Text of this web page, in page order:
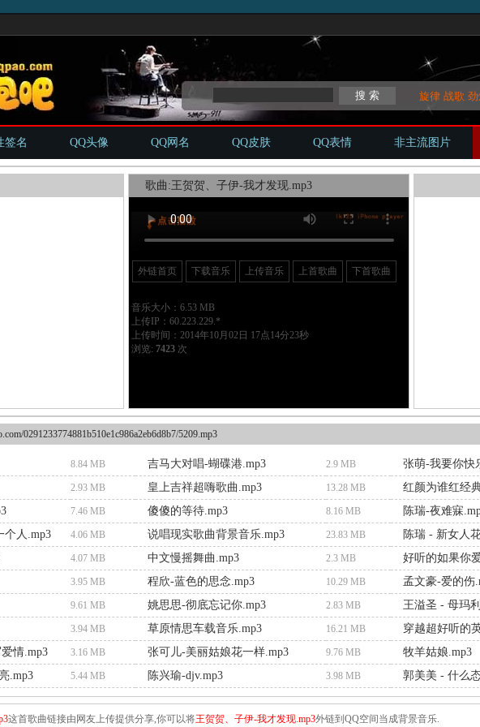
旋律 战歌 劲
签名 QQ头像 QQ网名 QQ皮肤 QQ表情 非主流图片
歌曲:王贺贺、子伊-我才发现.mp3
外链首页 下载音乐 上传音乐 上首歌曲 下首歌曲
音乐大小：6.53 MB
上传IP：60.223.229.*
上传时间：2014年10月02日 17点14分23秒
浏览: 7423次
0291233774881b510e1c986a2eb6d8b7/5209.mp3
8.84 MB 吉马大对唱-蝴碟港.mp3 2.9 MB 张萌-我要你快
2.93 MB 皇上吉祥超嗨歌曲.mp3 13.28 MB 红颜为谁红经
7.46 MB 傻傻的等待.mp3 8.16 MB 陈瑞-夜难寐
个人.mp3 4.06 MB 说唱现实歌曲背景音乐.mp3 23.83 MB 陈瑞 - 新女人
4.07 MB 中文慢摇舞曲.mp3 2.3 MB 好听的如果你
3.95 MB 程欣-蓝色的思念.mp3 10.29 MB 孟文豪-爱的伤
9.61 MB 姚思思-彻底忘记你.mp3 2.83 MB 王溢圣 - 母玛
3.94 MB 草原情思车载音乐.mp3 16.21 MB 穿越超好听的
情.mp3 3.16 MB 张可儿-美丽姑娘花一样.mp3 9.76 MB 牧羊姑娘.mp3
.mp3 5.44 MB 陈兴瑜-djv.mp3 3.98 MB 郭美美 - 什么
这首歌曲链接由网友上传提供分享,你可以将王贺贺、子伊-我才发现.mp3外链到QQ空间当成背景音乐.